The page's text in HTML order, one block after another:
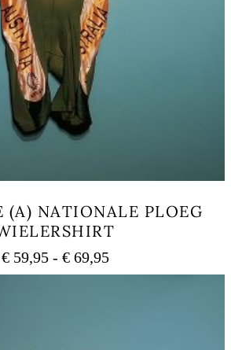
(A) NATIONALE PLOEG
€59,95 - €69,95Prijsklasse:
€ 59,95